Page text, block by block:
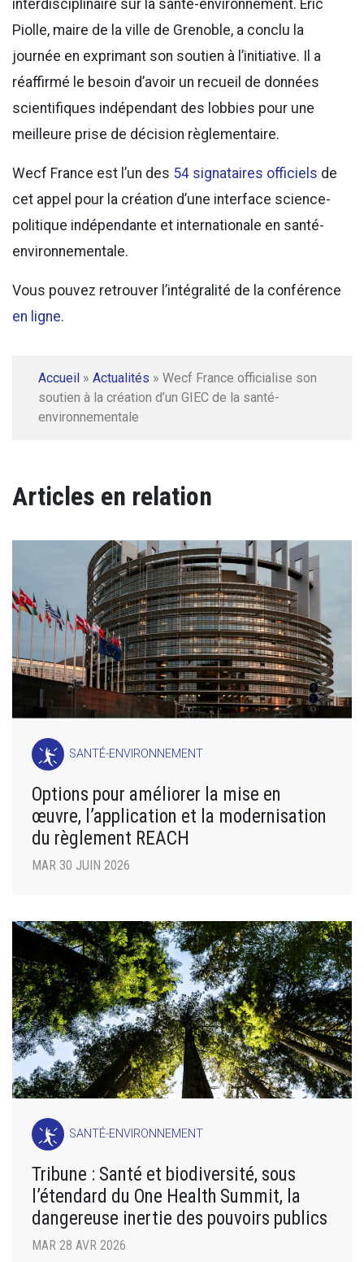
interdisciplinaire sur la santé-environnement. Eric
Piolle, maire de la ville de Grenoble, a conclu la
journée en exprimant son soutien à l’initiative. Il a
réaffirmé le besoin d’avoir un recueil de données
scientifiques indépendant des lobbies pour une
meilleure prise de décision règlementaire.
Wecf France est l’un des 54 signataires officiels de
cet appel pour la création d’une interface science-
politique indépendante et internationale en santé-
environnementale.
Vous pouvez retrouver l’intégralité de la conférence
en ligne.
Accueil » Actualités » Wecf France officialise son
soutien à la création d’un GIEC de la santé-
environnementale
Articles en relation
SANTÉ-ENVIRONNEMENT
Options pour améliorer la mise en
œuvre, l’application et la modernisation
du règlement REACH
MAR 30 JUIN 2026
SANTÉ-ENVIRONNEMENT
Tribune : Santé et biodiversité, sous
l’étendard du One Health Summit, la
dangereuse inertie des pouvoirs publics
MAR 28 AVR 2026